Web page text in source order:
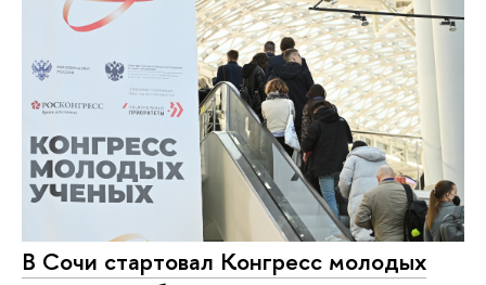
В Сочи стартовал Конгресс молодых